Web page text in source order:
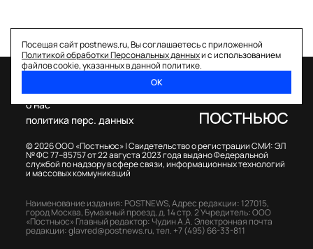
Посещая сайт postnews.ru, Вы соглашаетесь с приложенной
Политикой обработки Персональных данныхи с использованием
файлов cookie, указанных в данной политике.
ОК
© 2026 ООО «Постньюс» |Свидетельство о регистрации СМИ: ЭЛ
№ ФС 77–85757 от 22 августа 2023 года выдано Федеральной
службой по надзору в сфере связи, информационных технологий
и массовых коммуникаций
о нас
политика перс. данных
Наименование издания: POSTNEWS,Адрес редакции: 127015,
город Москва, Бумажный проезд, д. 14 стр. 2Учредитель: ООО
«Постньюс» Главный редактор: Чудин А.А.Электронная почта
редакции:glavred@postnews.ru,тел. +7 (495) 66-33-811